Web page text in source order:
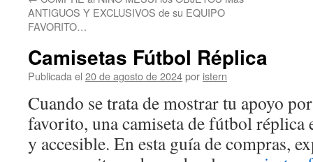
ANTIGUOS Y EXCLUSIVOS de su EQUIPO
FAVORITO…
Camisetas Fútbol Réplica
Publicada el 20 de agosto de 2024por istern
Cuando se trata de mostrar tu apoyo
favorito, una camiseta de fútbol réplica
y accesible. En esta guía de compras,